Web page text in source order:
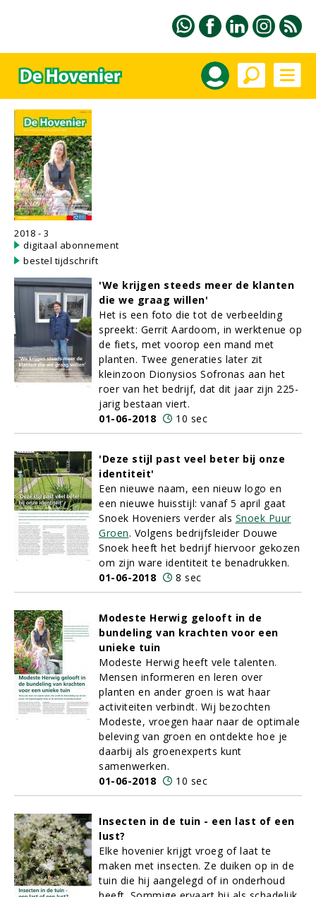
2018 - 3
digitaal abonnement
bestel tijdschrift
'We krijgen steeds meer de klanten
die we graag willen'
Het is een foto die tot de verbeelding
spreekt: Gerrit Aardoom, in werktenue op
de fiets, met voorop een mand met
planten. Twee generaties later zit
kleinzoon Dionysios Sofronas aan het
roer van het bedrijf, dat dit jaar zijn 225-
jarig bestaan viert.
01-06-2018
10 sec
'Deze stijl past veel beter bij onze
identiteit'
Een nieuwe naam, een nieuw logo en
een nieuwe huisstijl: vanaf 5 april gaat
Snoek Hoveniers verder als Snoek Puur
Groen. Volgens bedrijfsleider Douwe
Snoek heeft het bedrijf hiervoor gekozen
om zijn ware identiteit te benadrukken.
01-06-2018
8 sec
Modeste Herwig gelooft in de
bundeling van krachten voor een
unieke tuin
Modeste Herwig heeft vele talenten.
Mensen informeren en leren over
planten en ander groen is wat haar
activiteiten verbindt. Wij bezochten
Modeste, vroegen haar naar de optimale
beleving van groen en ontdekte hoe je
daarbij als groenexperts kunt
samenwerken.
01-06-2018
10 sec
Insecten in de tuin - een last of een
lust?
Elke hovenier krijgt vroeg of laat te
maken met insecten. Ze duiken op in de
tuin die hij aangelegd of in onderhoud